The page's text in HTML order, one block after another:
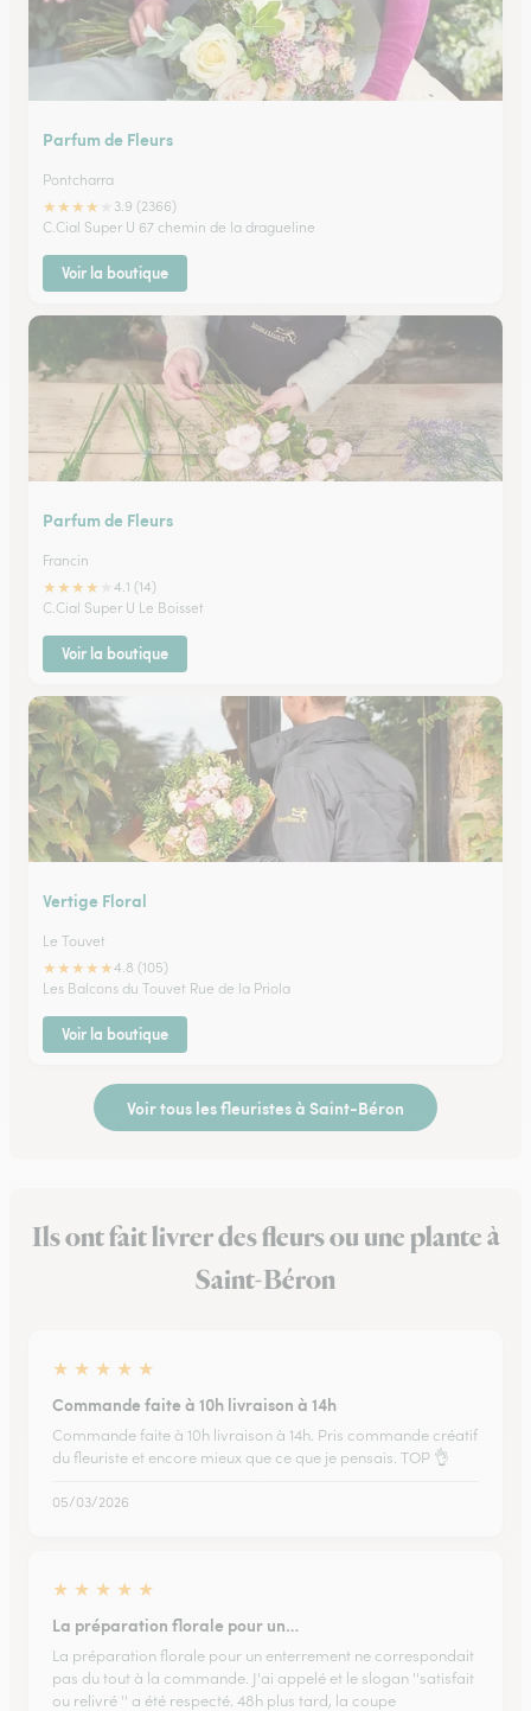
Parfum de Fleurs
Pontcharra
★★★★
3.9 (2366)
C.Cial Super U 67 chemin de la dragueline
Voir la boutique
Parfum de Fleurs
Francin
★★★★
4.1 (14)
C.Cial Super U Le Boisset
Voir la boutique
Vertige Floral
Le Touvet
★★★★★4.8 (105)
Les Balcons du Touvet Rue de la Priola
Voir la boutique
Voir tous les fleuristes à Saint-Béron
Ils ont fait livrer des fleurs ou une plante à
Saint-Béron
★ ★ ★ ★ ★
Commande faite à 10h livraison à 14h
Commande faite à 10h livraison à 14h. Pris commande créatif
du fleuriste et encore mieux que ce que je pensais. TOP 👌
05/03/2026
★ ★ ★ ★ ★
La préparation florale pour un…
La préparation florale pour un enterrement ne correspondait
pas du tout à la commande. J'ai appelé et le slogan ''satisfait
ou relivré '' a été respecté. 48h plus tard, la coupe